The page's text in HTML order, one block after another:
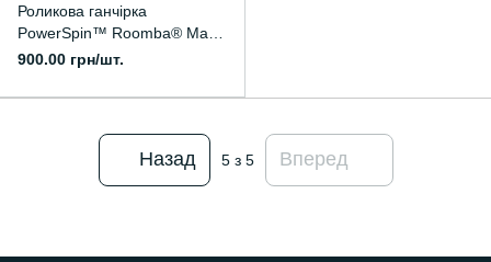
Роликова ганчірка
PowerSpin™ Roomba® Max
серії 700
900.00 грн/шт.
Назад 5з 5 Вперед